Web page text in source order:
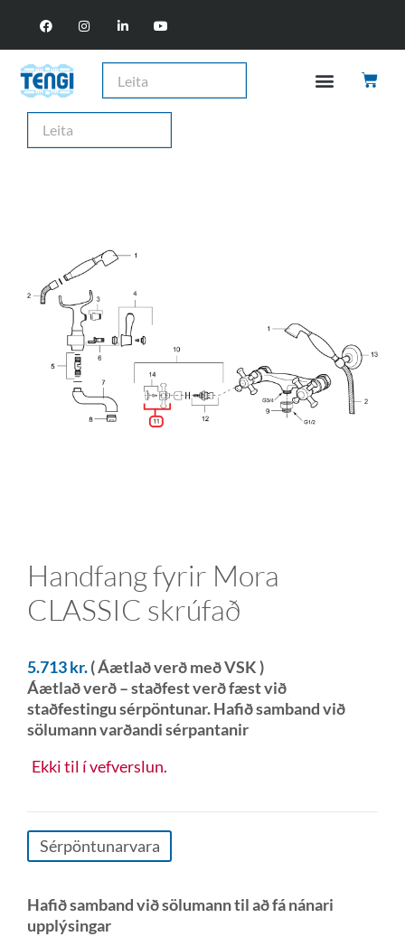
Handfang fyrir Mora
CLASSIC skrúfað
5.713kr.( Áætlað verð með VSK )
Áætlað verð – staðfest verð fæst við
staðfestingu sérpöntunar. Hafið samband við
sölumann varðandi sérpantanir
Ekki til í vefverslun.
Sérpöntunarvara
Hafið samband við sölumann til að fá nánari
upplýsingar